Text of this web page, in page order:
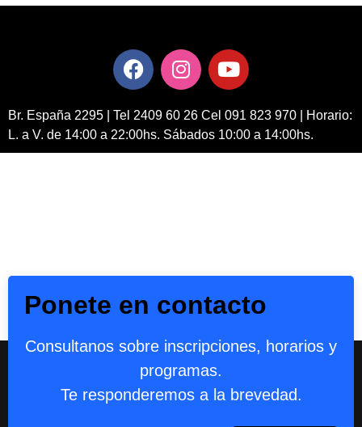
Br. España 2295 | Tel 2409 60 26 Cel 091 823 970 | Horario:
L. a V. de 14:00 a 22:00hs. Sábados 10:00 a 14:00hs.
Ponete en contacto
Consultanos sobre inscripciones, horarios y
programas.
Te responderemos a la brevedad.